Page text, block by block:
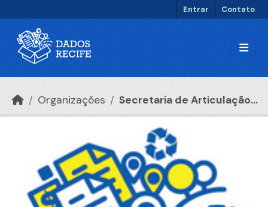
Entrar Contato
Organizações Secretaria de Articulação...